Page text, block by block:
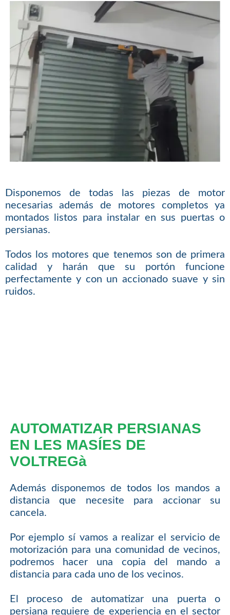
Disponemos de todas las piezas de motor
necesarias además de motores completos ya
montados listos para instalar en sus puertas o
persianas.
Todos los motores que tenemos son de primera
calidad y harán que su portón funcione
perfectamente y con un accionado suave y sin
ruidos.
AUTOMATIZAR PERSIANAS
EN LES MASÍES DE
VOLTREGà
Además disponemos de todos los mandos a
distancia que necesite para accionar su
cancela.
Por ejemplo sí vamos a realizar el servicio de
motorización para una comunidad de vecinos,
podremos hacer una copia del mando a
distancia para cada uno de los vecinos.
El proceso de automatizar una puerta o
persiana requiere de experiencia en el sector